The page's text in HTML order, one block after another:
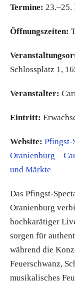
Termine: 23.–25.
Öffnungszeiten:
Schlossplatz 1,
Veranstalter:
Eintritt:
Website: Pfingst-
Oranienburg –
und Märkte
Das Pfingst-
Oranienburg
hochkarätiger
sorgen für
während die
Feuerschwanz,
musikalisches